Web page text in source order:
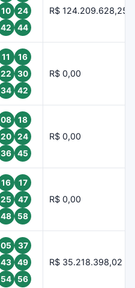
10
24
42
44
R$ 124.209.628,25
11
16
22
30
34
42
R$ 0,00
08
18
20
24
36
45
R$ 0,00
16
17
25
47
48
58
R$ 0,00
05
37
43
49
54
56
R$ 35.218.398,02